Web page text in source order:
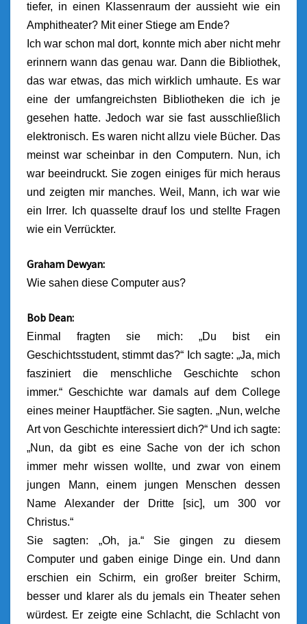
tiefer, in einen Klassenraum der aussieht wie ein
Amphitheater? Mit einer Stiege am Ende?
Ich war schon mal dort, konnte mich aber nicht mehr
erinnern wann das genau war. Dann die Bibliothek,
das war etwas, das mich wirklich umhaute. Es war
eine der umfangreichsten Bibliotheken die ich je
gesehen hatte. Jedoch war sie fast ausschließlich
elektronisch. Es waren nicht allzu viele Bücher. Das
meinst war scheinbar in den Computern. Nun, ich
war beeindruckt. Sie zogen einiges für mich heraus
und zeigten mir manches. Weil, Mann, ich war wie
ein Irrer. Ich quasselte drauf los und stellte Fragen
wie ein Verrückter.
Graham Dewyan:
Wie sahen diese Computer aus?
Bob Dean:
Einmal fragten sie mich: „Du bist ein
Geschichtsstudent, stimmt das?“ Ich sagte: „Ja, mich
fasziniert die menschliche Geschichte schon
immer.“ Geschichte war damals auf dem College
eines meiner Hauptfächer. Sie sagten. „Nun, welche
Art von Geschichte interessiert dich?“ Und ich sagte:
„Nun, da gibt es eine Sache von der ich schon
immer mehr wissen wollte, und zwar von einem
jungen Mann, einem jungen Menschen dessen
Name Alexander der Dritte [sic], um 300 vor
Christus.“
Sie sagten: „Oh, ja.“ Sie gingen zu diesem
Computer und gaben einige Dinge ein. Und dann
erschien ein Schirm, ein großer breiter Schirm,
besser und klarer als du jemals ein Theater sehen
würdest. Er zeigte eine Schlacht, die Schlacht von